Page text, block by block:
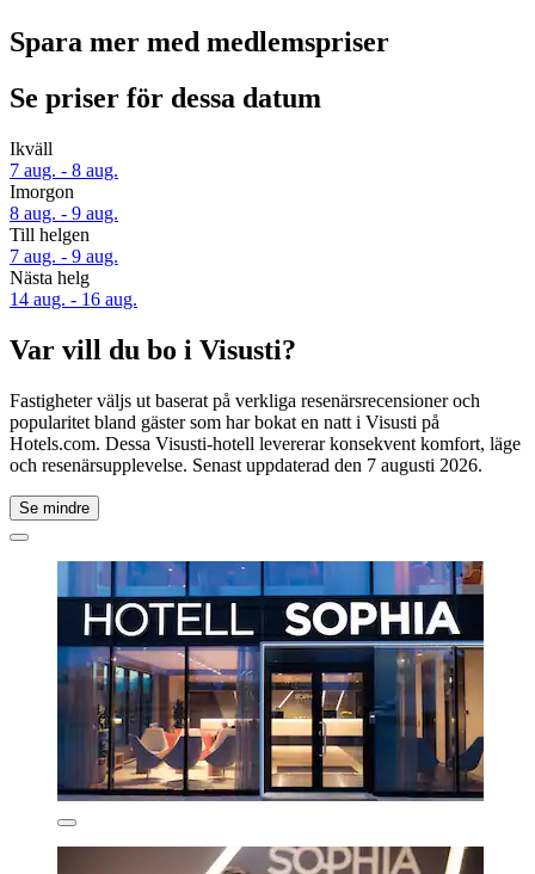
Spara mer med medlemspriser
Se priser för dessa datum
Ikväll
7 aug. - 8 aug.
Imorgon
8 aug. - 9 aug.
Till helgen
7 aug. - 9 aug.
Nästa helg
14 aug. - 16 aug.
Var vill du bo i Visusti?
Fastigheter väljs ut baserat på verkliga resenärsrecensioner och
popularitet bland gäster som har bokat en natt i Visusti på
Hotels.com. Dessa Visusti-hotell levererar konsekvent komfort, läge
och resenärsupplevelse. Senast uppdaterad den 7 augusti 2026.
Se mindre